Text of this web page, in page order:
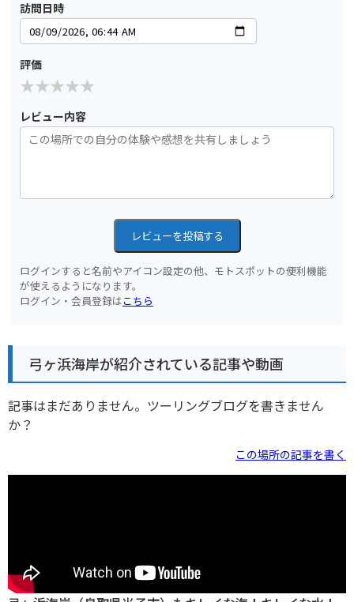
訪問日時
評価
レビュー内容
レビューを投稿する
ログインすると名前やアイコン設定の他、モトスポットの便利機能
が使えるようになります。
ログイン・会員登録はこちら
弓ヶ浜海岸が紹介されている記事や動画
記事はまだありません。ツーリングブログを書きません
か？
この場所の記事を書く